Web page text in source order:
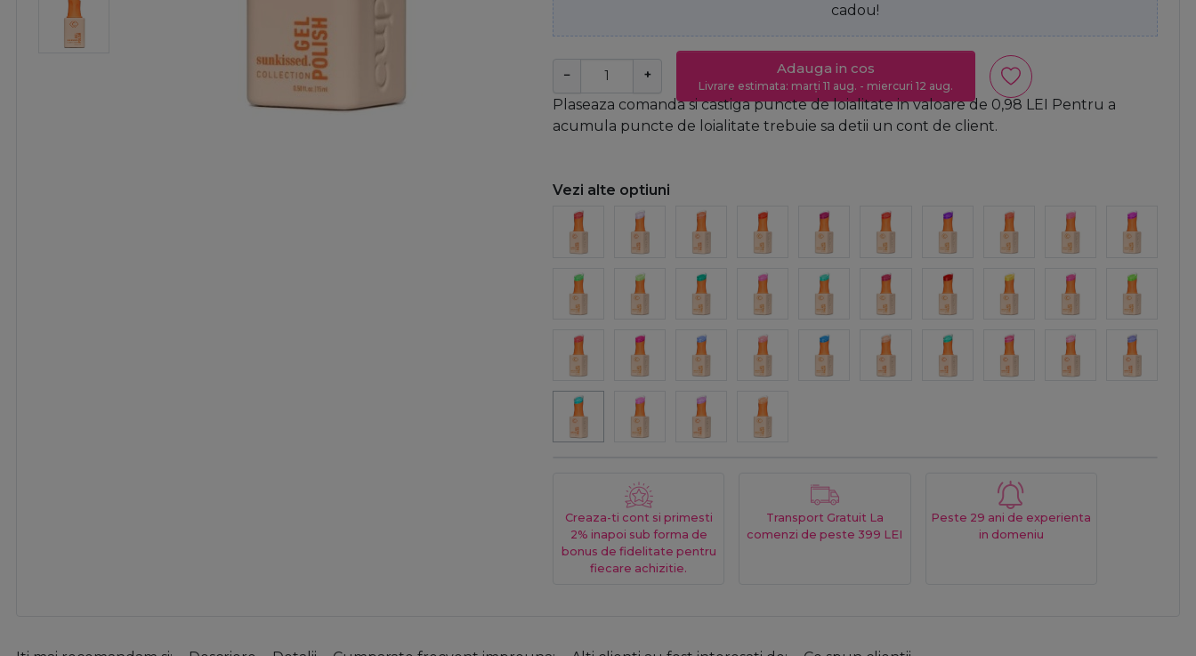
cadou!
− + Adauga in cos
Livrare estimata: marți 11 aug. - miercuri 12 aug.
Plaseaza comanda si castiga puncte de loialitate in valoare de 0,98 LEI Pentru a
acumula puncte de loialitate trebuie sa detii un cont de client.
Vezi alte optiuni
Creaza-ti cont si primesti
2% inapoi sub forma de
bonus de fidelitate pentru
fiecare achizitie.
Transport Gratuit La
comenzi de peste 399 LEI
Peste 29 ani de experienta
in domeniu